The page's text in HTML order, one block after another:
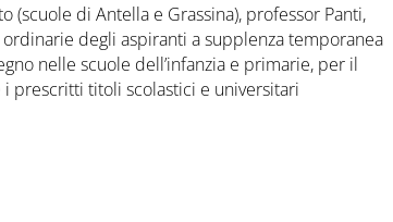
(scuole di Antella e Grassina), professor Panti,
degli aspiranti a supplenza temporanea
nelle scuole dell’infanzia e primarie, per il
prescritti titoli scolastici e universitari